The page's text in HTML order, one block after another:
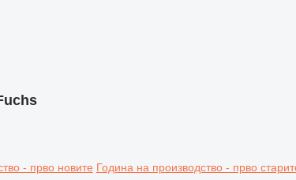
- прво новите Година на производство - прво